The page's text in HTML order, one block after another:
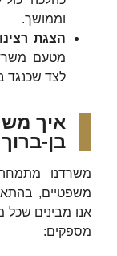
וממושך.
הצגת
מטעם
לצד שכנגד
‏איך
בן-
‏משרדנו
משפטיים,
אנו מבינים שכל
מספקים:‏